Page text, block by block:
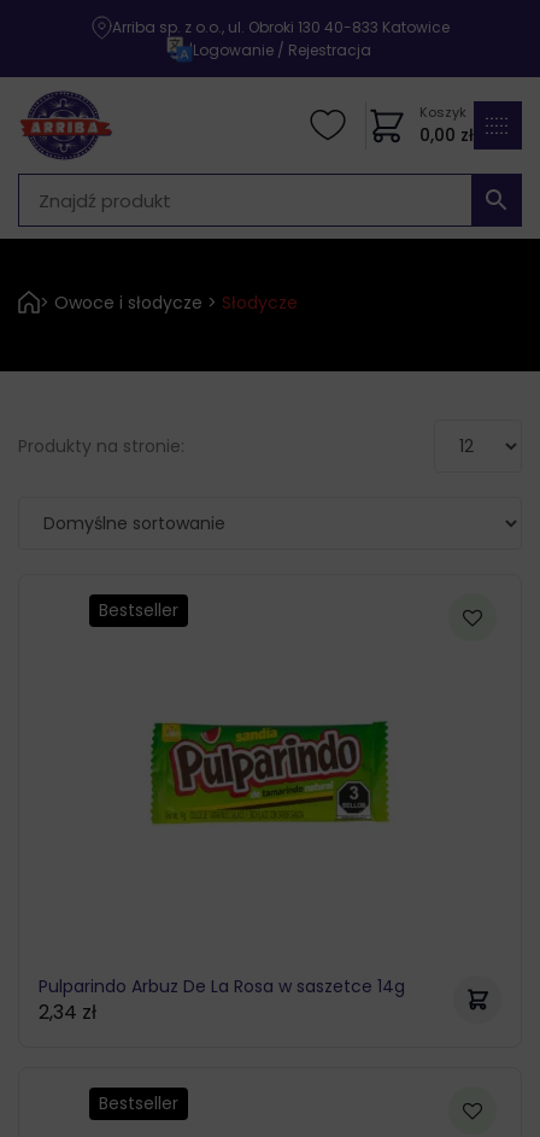
Arriba sp. z o.o., ul. Obroki 130 40-833 Katowice
|Logowanie / Rejestracja
Koszyk
0,00 zł
> Owoce i słodycze > Słodycze
Produkty na stronie:
Bestseller
Pulparindo Arbuz De La Rosa w saszetce 14g
2,34 zł
Bestseller